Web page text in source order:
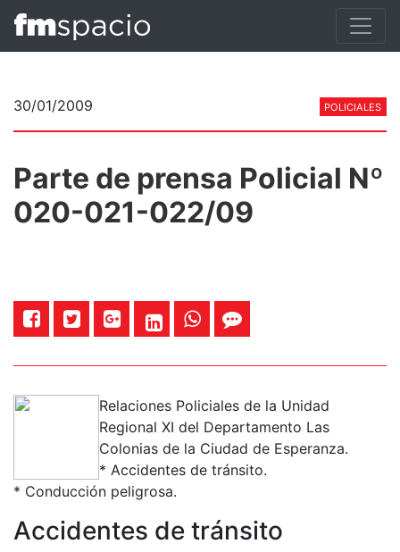
30/01/2009 POLICIALES
Parte de prensa Policial Nº
020-021-022/09
Relaciones Policiales de la Unidad
Regional XI del Departamento Las
Colonias de la Ciudad de Esperanza.
* Accidentes de tránsito.
* Conducción peligrosa.
Accidentes de tránsito